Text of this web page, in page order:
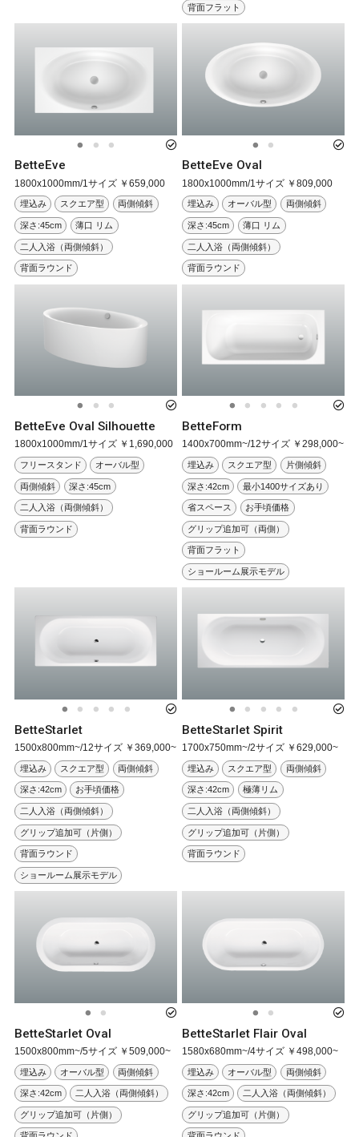
背面フラット
BetteEve
1800x1000mm/1サイズ ￥659,000
埋込み スクエア型 両側傾斜
深さ:45cm 薄口 リム
二人入浴（両側傾斜）
背面ラウンド
BetteEve Oval
1800x1000mm/1サイズ ￥809,000
埋込み オーバル型 両側傾斜
深さ:45cm 薄口 リム
二人入浴（両側傾斜）
背面ラウンド
BetteEve Oval Silhouette
1800x1000mm/1サイズ ￥1,690,000
フリースタンド オーバル型
両側傾斜 深さ:45cm
二人入浴（両側傾斜）
背面ラウンド
BetteForm
1400x700mm~/12サイズ ￥298,000~
埋込み スクエア型 片側傾斜
深さ:42cm 最小1400サイズあり
省スペース お手頃価格
グリップ追加可（両側）
背面フラット
ショールーム展示モデル
BetteStarlet
1500x800mm~/12サイズ ￥369,000~
埋込み スクエア型 両側傾斜
深さ:42cm お手頃価格
二人入浴（両側傾斜）
グリップ追加可（片側）
背面ラウンド
ショールーム展示モデル
BetteStarlet Spirit
1700x750mm~/2サイズ ￥629,000~
埋込み スクエア型 両側傾斜
深さ:42cm 極薄リム
二人入浴（両側傾斜）
グリップ追加可（片側）
背面ラウンド
BetteStarlet Oval
1500x800mm~/5サイズ ￥509,000~
埋込み オーバル型 両側傾斜
深さ:42cm 二人入浴（両側傾斜）
グリップ追加可（片側）
BetteStarlet Flair Oval
1580x680mm~/4サイズ ￥498,000~
埋込み オーバル型 両側傾斜
深さ:42cm 二人入浴（両側傾斜）
グリップ追加可（片側）